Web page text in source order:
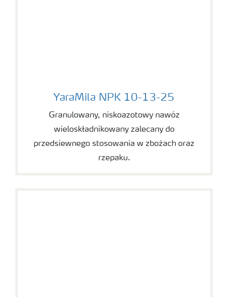
YaraMila NPK 10-13-25
Granulowany, niskoazotowy nawóz
wieloskładnikowany zalecany do
przedsiewnego stosowania w zbożach oraz
rzepaku.